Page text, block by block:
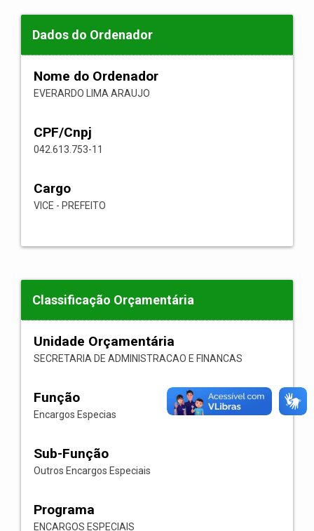
Dados do Ordenador
Nome do Ordenador
EVERARDO LIMA ARAUJO
CPF/Cnpj
042.613.753-11
Cargo
VICE - PREFEITO
Classificação Orçamentária
Unidade Orçamentária
SECRETARIA DE ADMINISTRACAO E FINANCAS
Função
Encargos Especias
Sub-Função
Outros Encargos Especiais
Programa
ENCARGOS ESPECIAIS